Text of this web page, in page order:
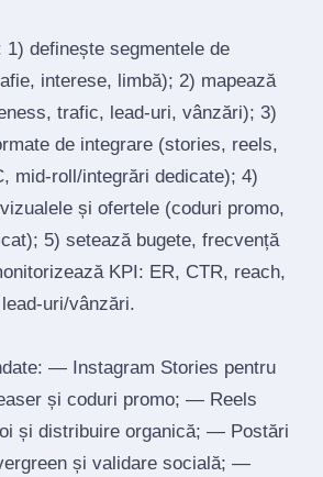
1) definește segmentele de
interese, limbă); 2) mapează
trafic, lead‑uri, vânzări); 3)
de integrare (stories, reels,
mid‑roll/integrări dedicate); 4)
și ofertele (coduri promo,
5) setează bugete, frecvență
KPI: ER, CTR, reach,
vânzări.
— Instagram Stories pentru
și coduri promo; — Reels
și distribuire organică; — Postări
și validare socială; —